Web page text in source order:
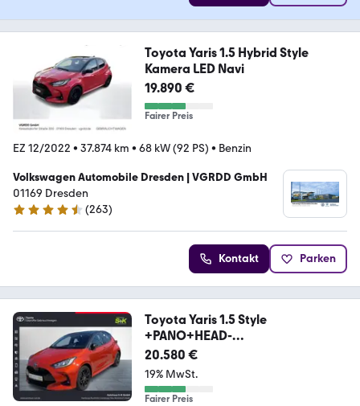
Toyota Yaris 1.5 Hybrid Style
Kamera LED Navi
19.890 €
Fairer Preis
EZ 12/2022 • 37.874 km • 68 kW (92 PS) • Benzin
Volkswagen Automobile Dresden | VGRDD GmbH
01169 Dresden
4.6 Sterne
(263)
Kontakt Parken
Toyota Yaris 1.5 Style
+PANO+HEAD-
UP+GJR+CARPLAY+ACC+KA
20.580 €
19% MwSt.
Fairer Preis